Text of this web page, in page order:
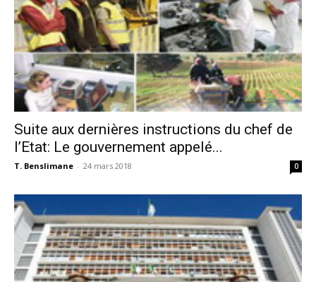
Suite aux dernières instructions du chef de
l’Etat: Le gouvernement appelé...
T. Benslimane - 24 mars 2018 0